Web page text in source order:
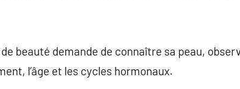
beauté demande de connaître sa peau,
l’âge et les cycles hormonaux.